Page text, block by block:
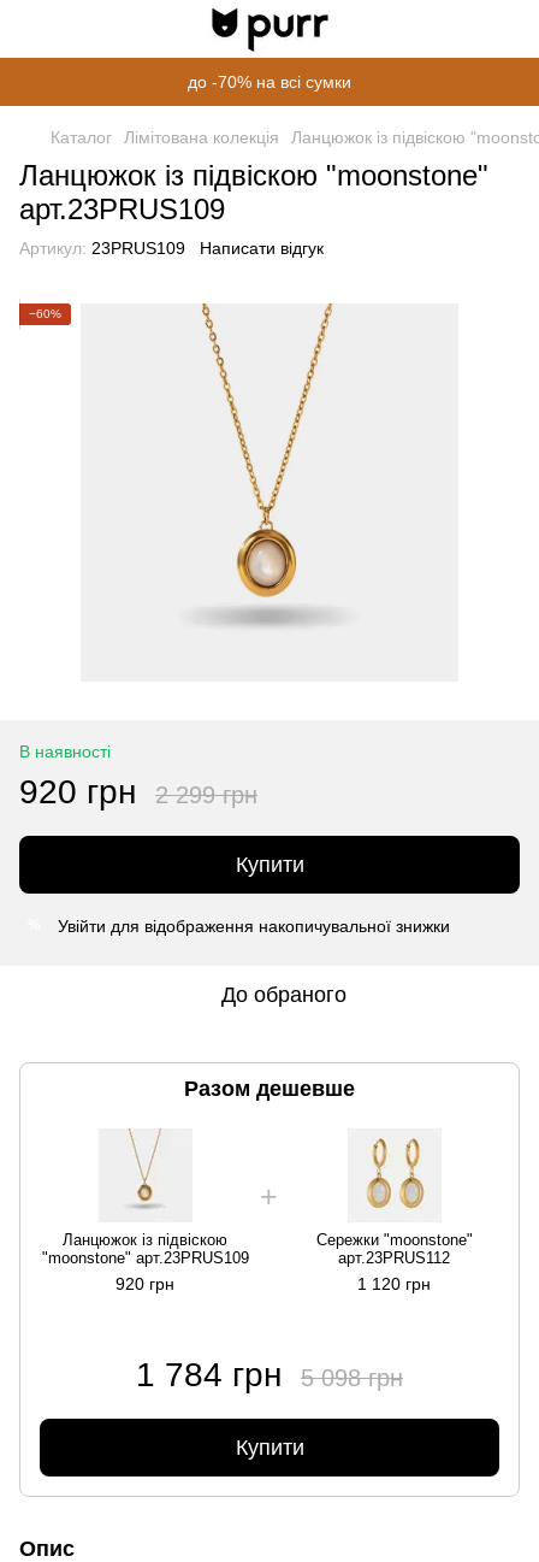
до -70% на всі сумки
Каталог Лімітована колекція Ланцюжок із підвіскою
Ланцюжок із підвіскою "moonstone"
арт.23PRUS109
Артикул: 23PRUS109 Написати відгук
−60%
В наявності
920 грн 2 299 грн
Купити
Увійти для відображення накопичувальної знижки
До обраного
Разом дешевше
Ланцюжок із підвіскою
"moonstone" арт.23PRUS109
920 грн
Сережки "moonstone"
арт.23PRUS112
1 120 грн
1 784 грн 5 098 грн
Купити
Опис